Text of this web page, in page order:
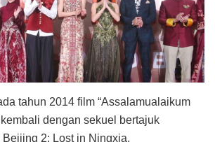
tahun 2014 film “Assalamualaikum
dengan sekuel bertajuk
2: Lost in Ningxia.